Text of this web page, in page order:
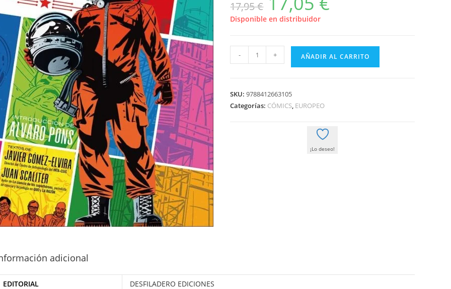
17,95€ precio
original
era:
Disponible en distribuidor
GAGARIN.
PROLETARIADO
- + AÑADIR AL CARRITO
SKU:9788412663105
Categorías: CÓMICS, EUROPEO
¡Lo deseo!
adicional
EDITORIAL
DESFILADERO EDICIONES